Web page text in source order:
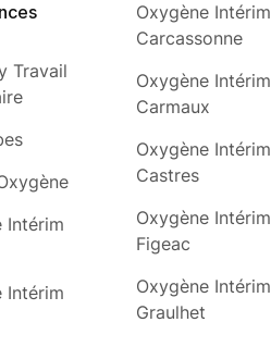
Travail
Intérim
Intérim
Oxygène Intérim
Carcassonne
Oxygène Intérim
Carmaux
Oxygène Intérim
Castres
Oxygène Intérim
Figeac
Oxygène Intérim
Graulhet